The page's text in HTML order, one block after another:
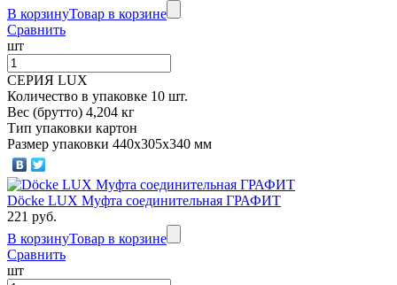
В корзинуТовар в корзине
Сравнить
шт
СЕРИЯ LUX
Количество в упаковке 10 шт.
Вес (брутто) 4,204 кг
Тип упаковки картон
Размер упаковки 440х305х340 мм
Döcke LUX Муфта соединительная ГРАФИТ
221 руб.
В корзинуТовар в корзине
Сравнить
шт